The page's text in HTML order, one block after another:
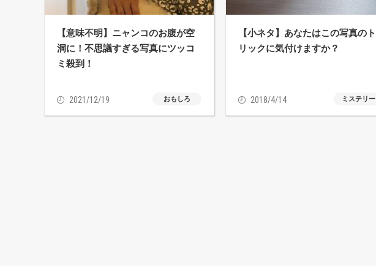
【意味不明】ニャンコのお腹が空
洞に！不思議すぎる写真にツッコ
ミ殺到！
2021/12/19 おもしろ
【小ネタ】あなたはこの写真のト
リックに気付けますか？
2018/4/14 ミステリー